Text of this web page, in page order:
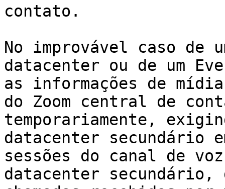
contato.
No improvável caso de
datacenter ou de um
as informações de
do Zoom central de
temporariamente,
datacenter secundário
sessões do canal de
datacenter secundário,